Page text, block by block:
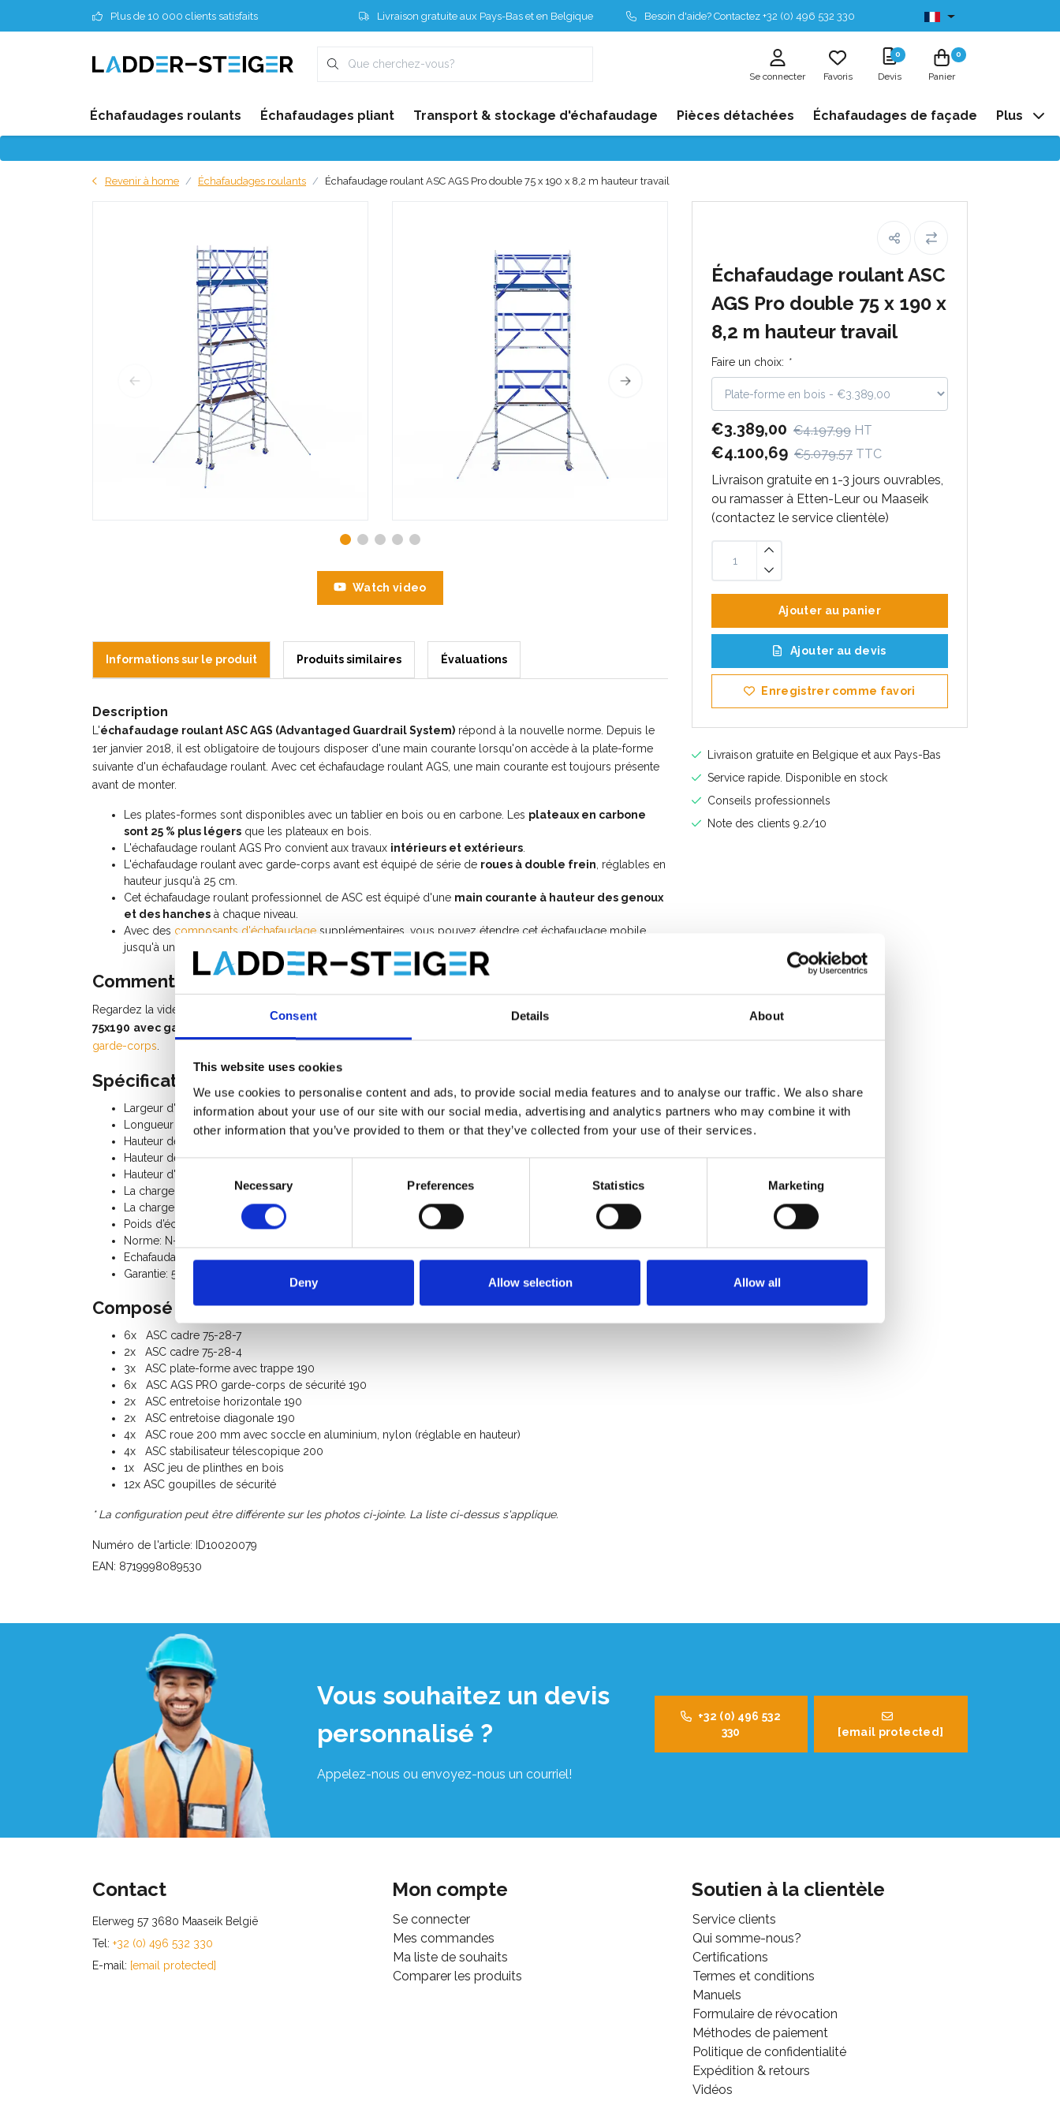
Consent Details About
This website uses cookies
We use cookies to personalise content and ads, to provide social media features and to analyse our traffic. We also share
information about your use of our site with our social media, advertising and analytics partners who may combine it with
other information that you’ve provided to them or that they’ve collected from your use of their services.
Consent
Necessary Preferences Statistics Marketing
Deny Allow selection Allow all
Plus de 10 000 clients satisfaits Livraison gratuite aux Pays-Bas et en Belgique Besoin d'aide? Contactez +32 (0) 496 532 330 Disponibles de stock
Se connecter Favoris
0
Devis
0
Panier
Échafaudages roulants Échafaudages pliant Transport & stockage d'échafaudage Pièces détachées Échafaudages de façade Plus
Revenir à home Échafaudages roulants Échafaudage roulant ASC AGS Pro double 75 x 190 x 8,2 m hauteur travail
Échafaudage roulant ASC
AGS Pro double 75 x 190 x
8,2 m hauteur travail
Faire un choix: *
€3.389,00 €4.197,99 HT
€4.100,69 €5.079,57 TTC
Livraison gratuite en 1-3 jours ouvrables,
ou ramasser à Etten-Leur ou Maaseik
(contactez le service clientèle)
Ajouter au panier
Ajouter au devis
Enregistrer comme favori
Livraison gratuite en Belgique et aux Pays-Bas
Service rapide. Disponible en stock
Conseils professionnels
Note des clients 9.2/10
Watch video
Informations sur le produit Produits similaires Évaluations
Description
L'échafaudage roulant ASC AGS (Advantaged Guardrail System) répond à la nouvelle norme. Depuis le
1er janvier 2018, il est obligatoire de toujours disposer d'une main courante lorsqu'on accède à la plate-forme
suivante d'un échafaudage roulant. Avec cet échafaudage roulant AGS, une main courante est toujours présente
avant de monter.
Les plates-formes sont disponibles avec un tablier en bois ou en carbone. Les plateaux en carbone
sont 25 % plus légers que les plateaux en bois.
L'échafaudage roulant AGS Pro convient aux travaux intérieurs et extérieurs
L'échafaudage roulant avec garde-corps avant est équipé de série de roues à double frein , réglables en
hauteur jusqu'à 25 cm.
Cet échafaudage roulant professionnel de ASC est équipé d'une main courante à hauteur des genoux
et des hanches à chaque niveau.
Avec des composants d'échafaudage supplémentaires, vous pouvez étendre cet échafaudage mobile
jusqu'à une hauteur de travail de 10 mètres.
Comment monter un échafaudage mobile avec garde-corps avant?
Regardez la vidéo d'instructions (watch video) pour le montage de
l'échafaudage mobile ASC AGS PRO
75x190 avec garde-corps avant
garde-corps
Spécifications:
Largeur d'échafaudage: 0,75 m
Longueur d'échafaudage: 1,90 m
Hauteur de travail: 8,20 m
Hauteur de plate-forme: 6,20 m
Hauteur d'échafaudage: 7,20 m
La charge admissible par plancher: 250 Kg
La charge totale admissible par l’échafaudage: 750 Kg
Poids d’échafaudage: 157 Kg
Norme: N-EN1004-3, EN 1298, TÜV-GS, usage professionnel
Echafaudage Classe III (200 Kg/m²)
Garantie: 5 ans
Composé du kit:
6x ASC cadre 75-28-7
2x ASC cadre 75-28-4
3x ASC plate-forme avec trappe 190
6x ASC AGS PRO garde-corps de sécurité 190
2x ASC entretoise horizontale 190
2x ASC entretoise diagonale 190
4x ASC roue 200 mm avec soccle en aluminium, nylon (réglable en hauteur)
4x ASC stabilisateur télescopique 200
1x ASC jeu de plinthes en bois
12x ASC goupilles de sécurité
* La configuration peut être différente sur les photos ci-jointe. La liste ci-dessus s'applique.
Numéro de l'article: ID10020079
EAN: 8719998089530
Vous souhaitez un devis
personnalisé ?
Appelez-nous ou envoyez-nous un courriel!
+32 (0) 496 532
330
[email protected]
Contact
Elerweg 57 3680 Maaseik België
Tel: +32 (0) 496 532 330
E-mail: [email protected]
Mon compte
Se connecter
Mes commandes
Ma liste de souhaits
Comparer les produits
Soutien à la clientèle
Service clients
Qui somme-nous?
Certifications
Termes et conditions
Manuels
Formulaire de révocation
Méthodes de paiement
Politique de confidentialité
Expédition & retours
Vidéos